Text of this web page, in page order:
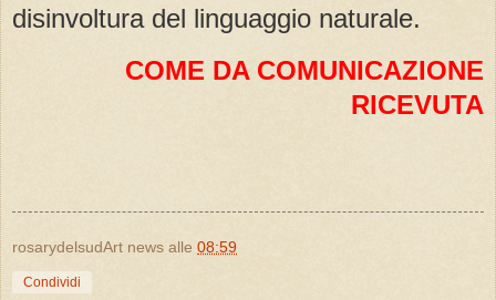
disinvoltura del linguaggio naturale.
COME DA COMUNICAZIONE
RICEVUTA
rosarydelsudArt news alle 08:59
Condividi